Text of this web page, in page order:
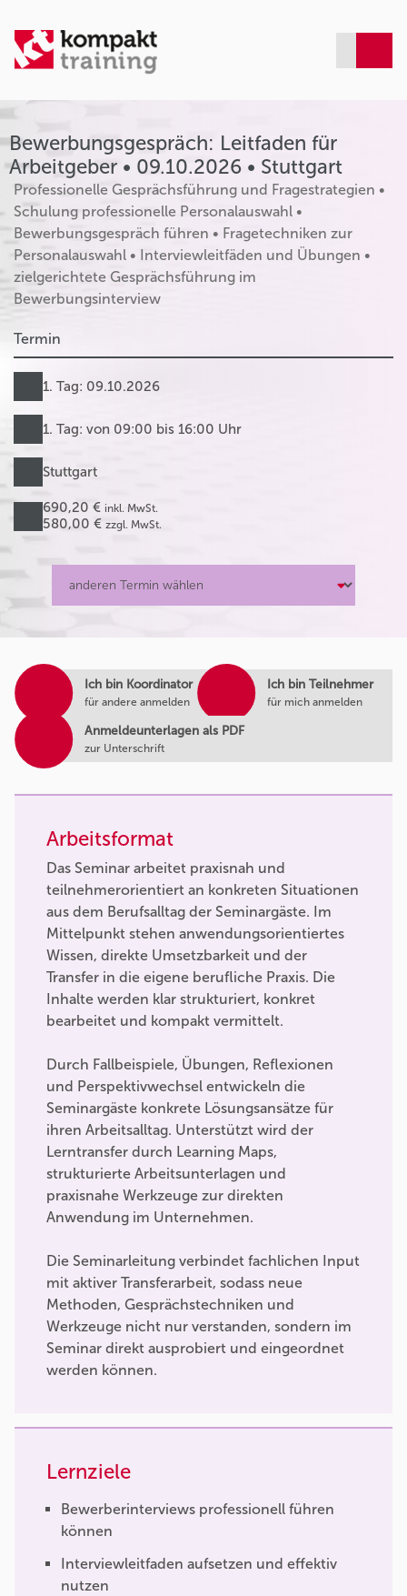
Bewerbungsgespräch: Leitfaden für
Arbeitgeber • 09.10.2026 • Stuttgart
Professionelle Gesprächsführung und Fragestrategien •
Schulung professionelle Personalauswahl •
Bewerbungsgespräch führen • Fragetechniken zur
Personalauswahl • Interviewleitfäden und Übungen •
zielgerichtete Gesprächsführung im
Bewerbungsinterview
Termin
1. Tag: 09.10.2026
1. Tag: von 09:00 bis 16:00 Uhr
Stuttgart
690,20 € inkl. MwSt.
580,00 € zzgl. MwSt.
Arbeitsformat
Das Seminar arbeitet praxisnah und
teilnehmerorientiert an konkreten Situationen
aus dem Berufsalltag der Seminargäste. Im
Mittelpunkt stehen anwendungsorientiertes
Wissen, direkte Umsetzbarkeit und der
Transfer in die eigene berufliche Praxis. Die
Inhalte werden klar strukturiert, konkret
bearbeitet und kompakt vermittelt.
Durch Fallbeispiele, Übungen, Reflexionen
und Perspektivwechsel entwickeln die
Seminargäste konkrete Lösungsansätze für
ihren Arbeitsalltag. Unterstützt wird der
Lerntransfer durch Learning Maps,
strukturierte Arbeitsunterlagen und
praxisnahe Werkzeuge zur direkten
Anwendung im Unternehmen.
Die Seminarleitung verbindet fachlichen Input
mit aktiver Transferarbeit, sodass neue
Methoden, Gesprächstechniken und
Werkzeuge nicht nur verstanden, sondern im
Seminar direkt ausprobiert und eingeordnet
werden können.
Lernziele
Bewerberinterviews professionell führen
können
Interviewleitfaden aufsetzen und effektiv
nutzen
Ich bin Koordinator
für andere anmelden
Ich bin Teilnehmer
für mich anmelden
Anmeldeunterlagen als PDF
zur Unterschrift